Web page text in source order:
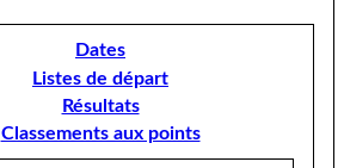
Dates
Listes de départ
Résultats
Classements aux points